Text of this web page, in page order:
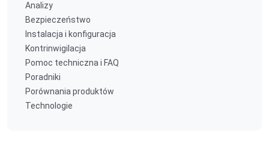
Analizy
Bezpieczeństwo
Instalacja i konfiguracja
Kontrinwigilacja
Pomoc techniczna i FAQ
Poradniki
Porównania produktów
Technologie